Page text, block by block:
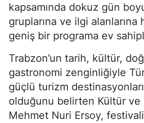
kapsamında dokuz gün
gruplarına ve ilgi alanlarına
geniş bir programa ev
Trabzon’un tarih, kültür,
gastronomi zenginliğiyle
güçlü turizm
olduğunu belirten Kültür ve
Mehmet Nuri Ersoy,